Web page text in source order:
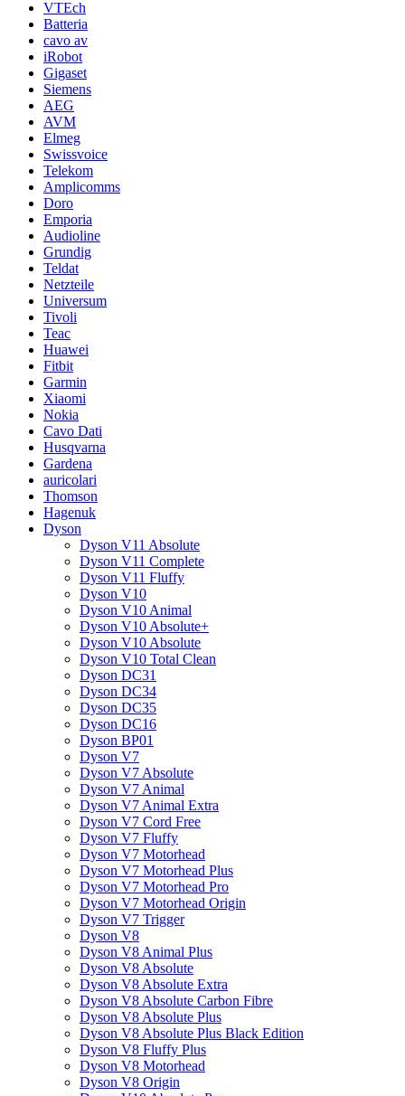
VTEch
Batteria
cavo av
iRobot
Gigaset
Siemens
AEG
AVM
Elmeg
Swissvoice
Telekom
Amplicomms
Doro
Emporia
Audioline
Grundig
Teldat
Netzteile
Universum
Tivoli
Teac
Huawei
Fitbit
Garmin
Xiaomi
Nokia
Cavo Dati
Husqvarna
Gardena
auricolari
Thomson
Hagenuk
Dyson
Dyson V11 Absolute
Dyson V11 Complete
Dyson V11 Fluffy
Dyson V10
Dyson V10 Animal
Dyson V10 Absolute+
Dyson V10 Absolute
Dyson V10 Total Clean
Dyson DC31
Dyson DC34
Dyson DC35
Dyson DC16
Dyson BP01
Dyson V7
Dyson V7 Absolute
Dyson V7 Animal
Dyson V7 Animal Extra
Dyson V7 Cord Free
Dyson V7 Fluffy
Dyson V7 Motorhead
Dyson V7 Motorhead Plus
Dyson V7 Motorhead Pro
Dyson V7 Motorhead Origin
Dyson V7 Trigger
Dyson V8
Dyson V8 Animal Plus
Dyson V8 Absolute
Dyson V8 Absolute Extra
Dyson V8 Absolute Carbon Fibre
Dyson V8 Absolute Plus
Dyson V8 Absolute Plus Black Edition
Dyson V8 Fluffy Plus
Dyson V8 Motorhead
Dyson V8 Origin